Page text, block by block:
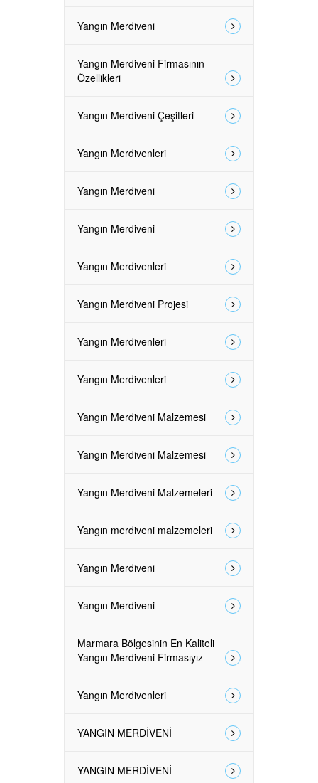
Yangın Merdiveni
Yangın Merdiveni Firmasının
Özellikleri
Yangın Merdiveni Çeşitleri
Yangın Merdivenleri
Yangın Merdiveni
Yangın Merdiveni
Yangın Merdivenleri
Yangın Merdiveni Projesi
Yangın Merdivenleri
Yangın Merdivenleri
Yangın Merdiveni Malzemesi
Yangın Merdiveni Malzemesi
Yangın Merdiveni Malzemeleri
Yangın merdiveni malzemeleri
Yangın Merdiveni
Yangın Merdiveni
Marmara Bölgesinin En Kaliteli
Yangın Merdiveni Firmasıyız
Yangın Merdivenleri
YANGIN MERDİVENİ
YANGIN MERDİVENİ